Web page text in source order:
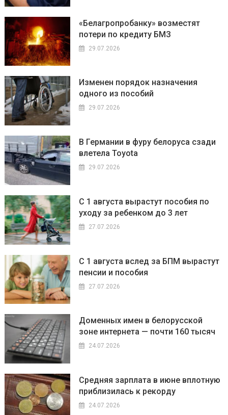
«Белагропробанку» возместят
потери по кредиту БМЗ
29.07.2026
Изменен порядок назначения
одного из пособий
29.07.2026
В Германии в фуру белоруса сзади
влетела Toyota
29.07.2026
С 1 августа вырастут пособия по
уходу за ребенком до 3 лет
27.07.2026
С 1 августа вслед за БПМ вырастут
пенсии и пособия
27.07.2026
Доменных имен в белорусской
зоне интернета — почти 160 тысяч
24.07.2026
Средняя зарплата в июне вплотную
приблизилась к рекорду
24.07.2026